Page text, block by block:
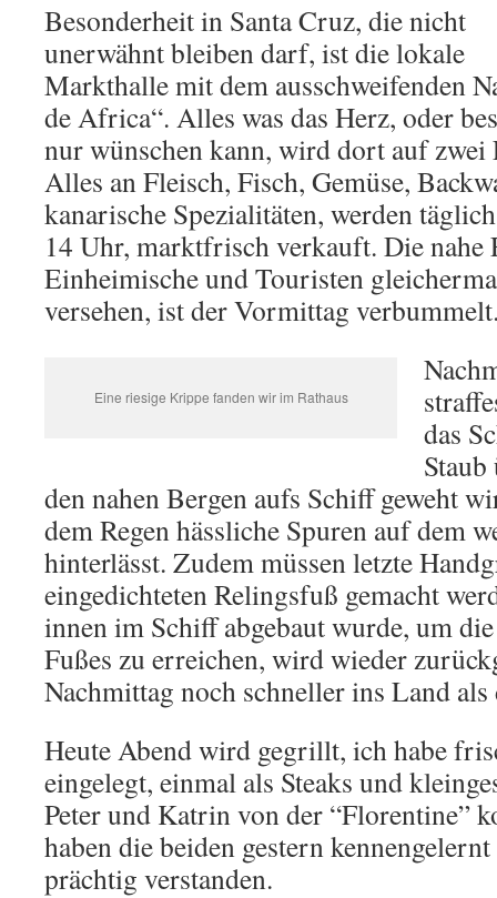
Besonderheit in Santa Cruz, die nicht
unerwähnt bleiben darf, ist die lokale
Markthalle mit dem ausschweifenden
de Africa“. Alles was das Herz, oder
nur wünschen kann, wird dort auf zwei
Alles an Fleisch, Fisch, Gemüse,
kanarische Spezialitäten, werden
14 Uhr, marktfrisch verkauft. Die nahe
Einheimische und Touristen
versehen, ist der Vormittag
Eine riesige Krippe fanden wir im Rathaus
das
den nahen Bergen aufs Schiff geweht
dem Regen hässliche Spuren auf dem
hinterlässt. Zudem müssen letzte
eingedichteten Relingsfuß gemacht
innen im Schiff abgebaut wurde, um
Fußes zu erreichen, wird wieder
Nachmittag noch schneller ins Land
Heute Abend wird gegrillt, ich habe
eingelegt, einmal als Steaks und
Peter und Katrin von der “Florentine”
haben die beiden gestern
prächtig verstanden.